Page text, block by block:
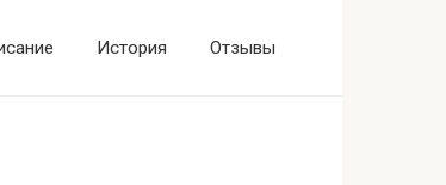
История Отзывы